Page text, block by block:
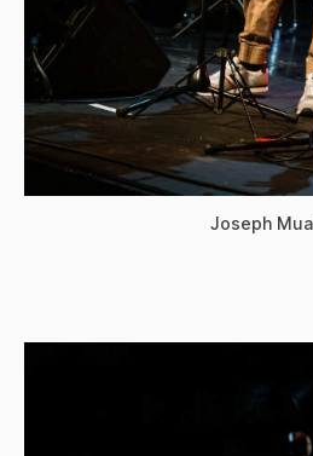
Joseph